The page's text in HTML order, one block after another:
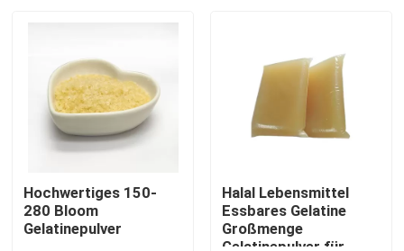
Hochwertiges 150-
280 Bloom
Gelatinepulver
Halal Lebensmittel
Essbares Gelatine
Großmenge
Gelatinepulver für